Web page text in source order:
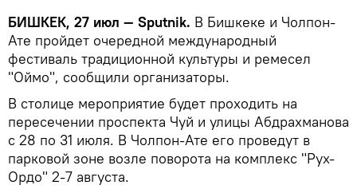
БИШКЕК, 27 июл — Sputnik. В Бишкеке и Чолпон-
Ате пройдет очередной международный
фестиваль традиционной культуры и ремесел
"Оймо", сообщили организаторы.
В столице мероприятие будет проходить на
пересечении проспекта Чуй и улицы Абдрахманова
с 28 по 31 июля. В Чолпон-Ате его проведут в
парковой зоне возле поворота на комплекс "Рух-
Ордо" 2-7 августа.